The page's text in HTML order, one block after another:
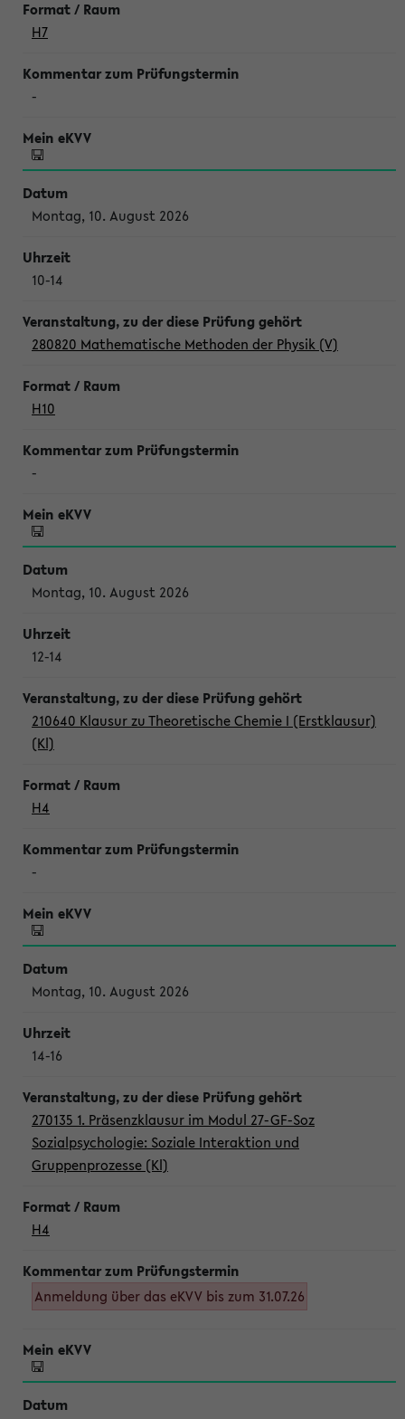
H7
-
Montag, 10. August 2026
10-14
280820 Mathematische Methoden der Physik (V)
H10
-
Montag, 10. August 2026
12-14
210640 Klausur zu Theoretische Chemie I (Erstklausur)
(Kl)
H4
-
Montag, 10. August 2026
14-16
270135 1. Präsenzklausur im Modul 27-GF-Soz
Sozialpsychologie: Soziale Interaktion und
Gruppenprozesse (Kl)
H4
Anmeldung über das eKVV bis zum 31.07.26